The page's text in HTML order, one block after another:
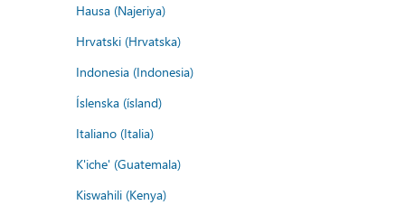
Hausa (Najeriya)
Hrvatski (Hrvatska)
Indonesia (Indonesia)
Íslenska (ísland)
Italiano (Italia)
K'iche' (Guatemala)
Kiswahili (Kenya)